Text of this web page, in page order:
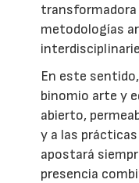
transformadora
metodologías
En este
binomio arte y
abierto,
y a las
apostará
presencia